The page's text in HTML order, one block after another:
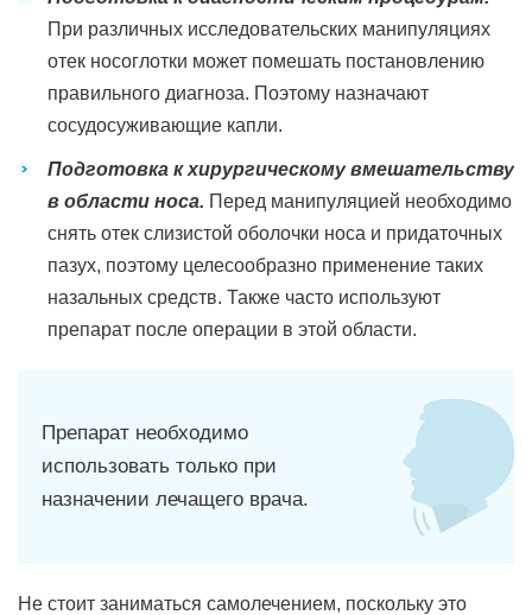
При различных исследовательских манипуляциях
отек носоглотки может помешать постановлению
правильного диагноза. Поэтому назначают
сосудосуживающие капли.
Подготовка к хирургическому вмешательству
в области носа. Перед манипуляцией необходимо
снять отек слизистой оболочки носа и придаточных
пазух, поэтому целесообразно применение таких
назальных средств. Также часто используют
препарат после операции в этой области.
Препарат необходимо
использовать только при
назначении лечащего врача.
Не стоит заниматься самолечением, поскольку это